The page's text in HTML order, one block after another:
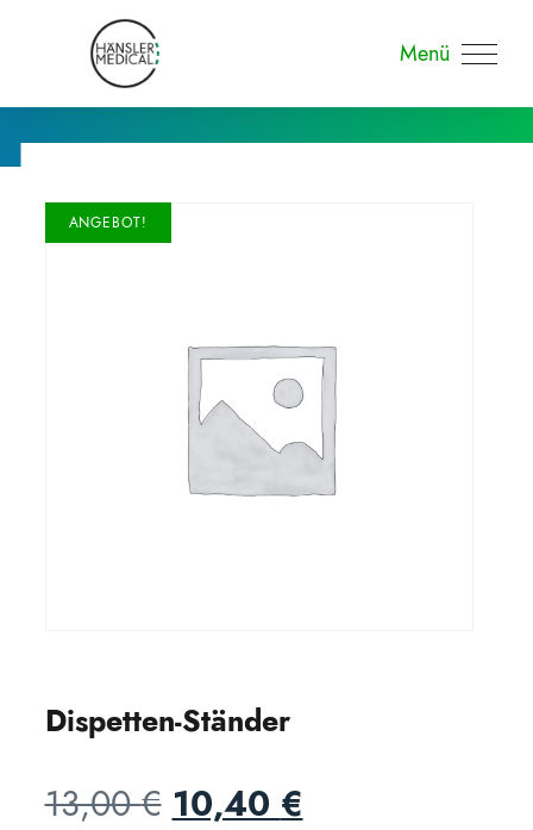
Menü
ANGEBOT!
Dispetten-Ständer
13,00€ Ursprünglicher
10,40 €